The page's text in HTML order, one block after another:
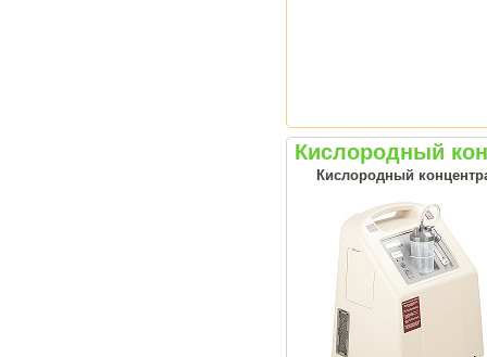
Кислородный
Кислородный